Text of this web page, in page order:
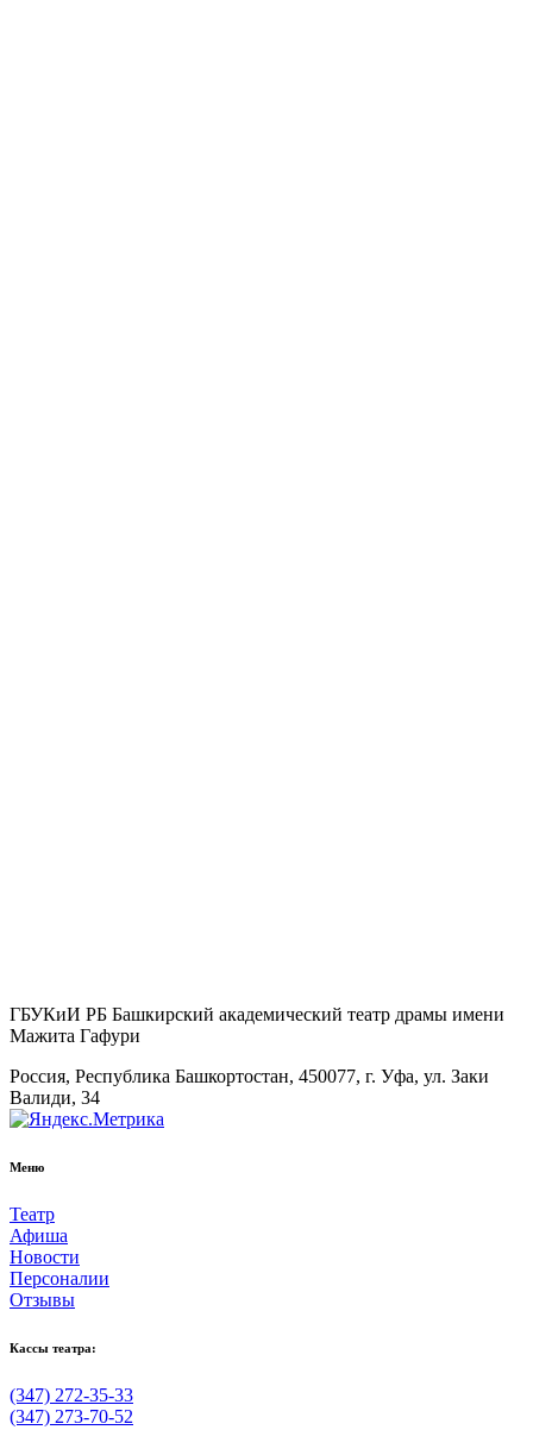
ГБУКиИ РБ Башкирский академический театр драмы имени
Мажита Гафури
Россия, Республика Башкортостан, 450077, г. Уфа, ул. Заки
Валиди, 34
Меню
Театр
Афиша
Новости
Персоналии
Отзывы
Кассы театра:
(347) 272-35-33
(347) 273-70-52